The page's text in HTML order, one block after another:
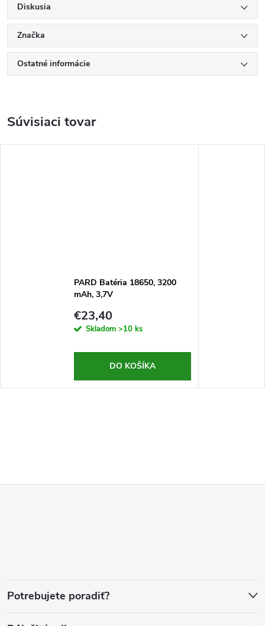
Diskusia
Značka
Ostatné informácie
Súvisiaci tovar
PARD Batéria 18650, 3200
mAh, 3,7V
€23,40
Skladom >10 ks
DO KOŠÍKA
äPotrebujete poradiť?